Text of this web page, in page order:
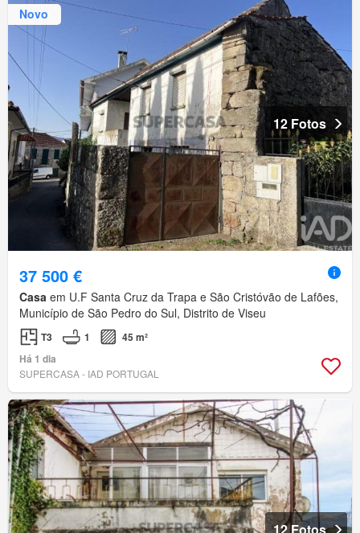
Novo
12 Fotos
37 500 €
Casa em U.F Santa Cruz da Trapa e São Cristóvão de Lafões,
Município de São Pedro do Sul, Distrito de Viseu
T3 1
45 m²
Há 1 dia
SUPERCASA - IAD PORTUGAL
12 Fotos